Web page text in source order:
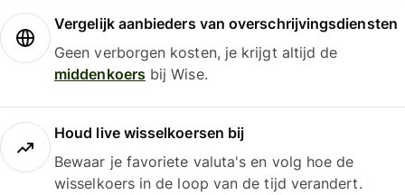
Vergelijk aanbieders van overschrijvingsdiensten
Geen verborgen kosten, je krijgt altijd de
middenkoersbij Wise.
Houd live wisselkoersen bij
Bewaar je favoriete valuta's en volg hoe de
wisselkoers in de loop van de tijd verandert.